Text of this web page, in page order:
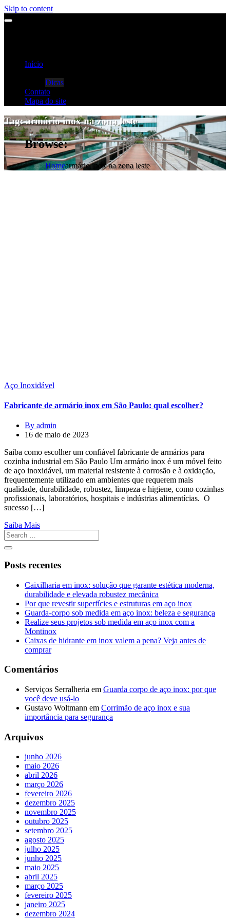
Skip to content
Início
Dicas
Contato
Mapa do site
Tag:armário inox na zona leste
Browse:
Homearmário inox na zona leste
Aço Inoxidável
Fabricante de armário inox em São Paulo: qual escolher?
By admin
16 de maio de 2023
Saiba como escolher um confiável fabricante de armários para
cozinha industrial em São Paulo Um armário inox é um móvel feito
de aço inoxidável, um material resistente à corrosão e à oxidação,
frequentemente utilizado em ambientes que requerem mais
qualidade, durabilidade, robustez, limpeza e higiene, como cozinhas
profissionais, laboratórios, hospitais e indústrias alimentícias. O
sucesso […]
Saiba Mais
Posts recentes
Caixilharia em inox: solução que garante estética moderna,
durabilidade e elevada robustez mecânica
Por que revestir superfícies e estruturas em aço inox
Guarda-corpo sob medida em aço inox: beleza e segurança
Realize seus projetos sob medida em aço inox com a
Montinox
Caixas de hidrante em inox valem a pena? Veja antes de
comprar
Comentários
Serviços Serralheria em Guarda corpo de aço inox: por que
você deve usá-lo
Gustavo Woltmann em Corrimão de aço inox e sua
importância para segurança
Arquivos
junho 2026
maio 2026
abril 2026
março 2026
fevereiro 2026
dezembro 2025
novembro 2025
outubro 2025
setembro 2025
agosto 2025
julho 2025
junho 2025
maio 2025
abril 2025
março 2025
fevereiro 2025
janeiro 2025
dezembro 2024